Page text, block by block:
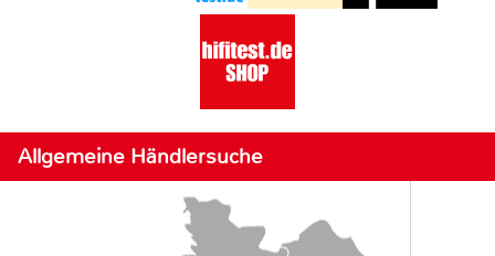
Allgemeine Händlersuche